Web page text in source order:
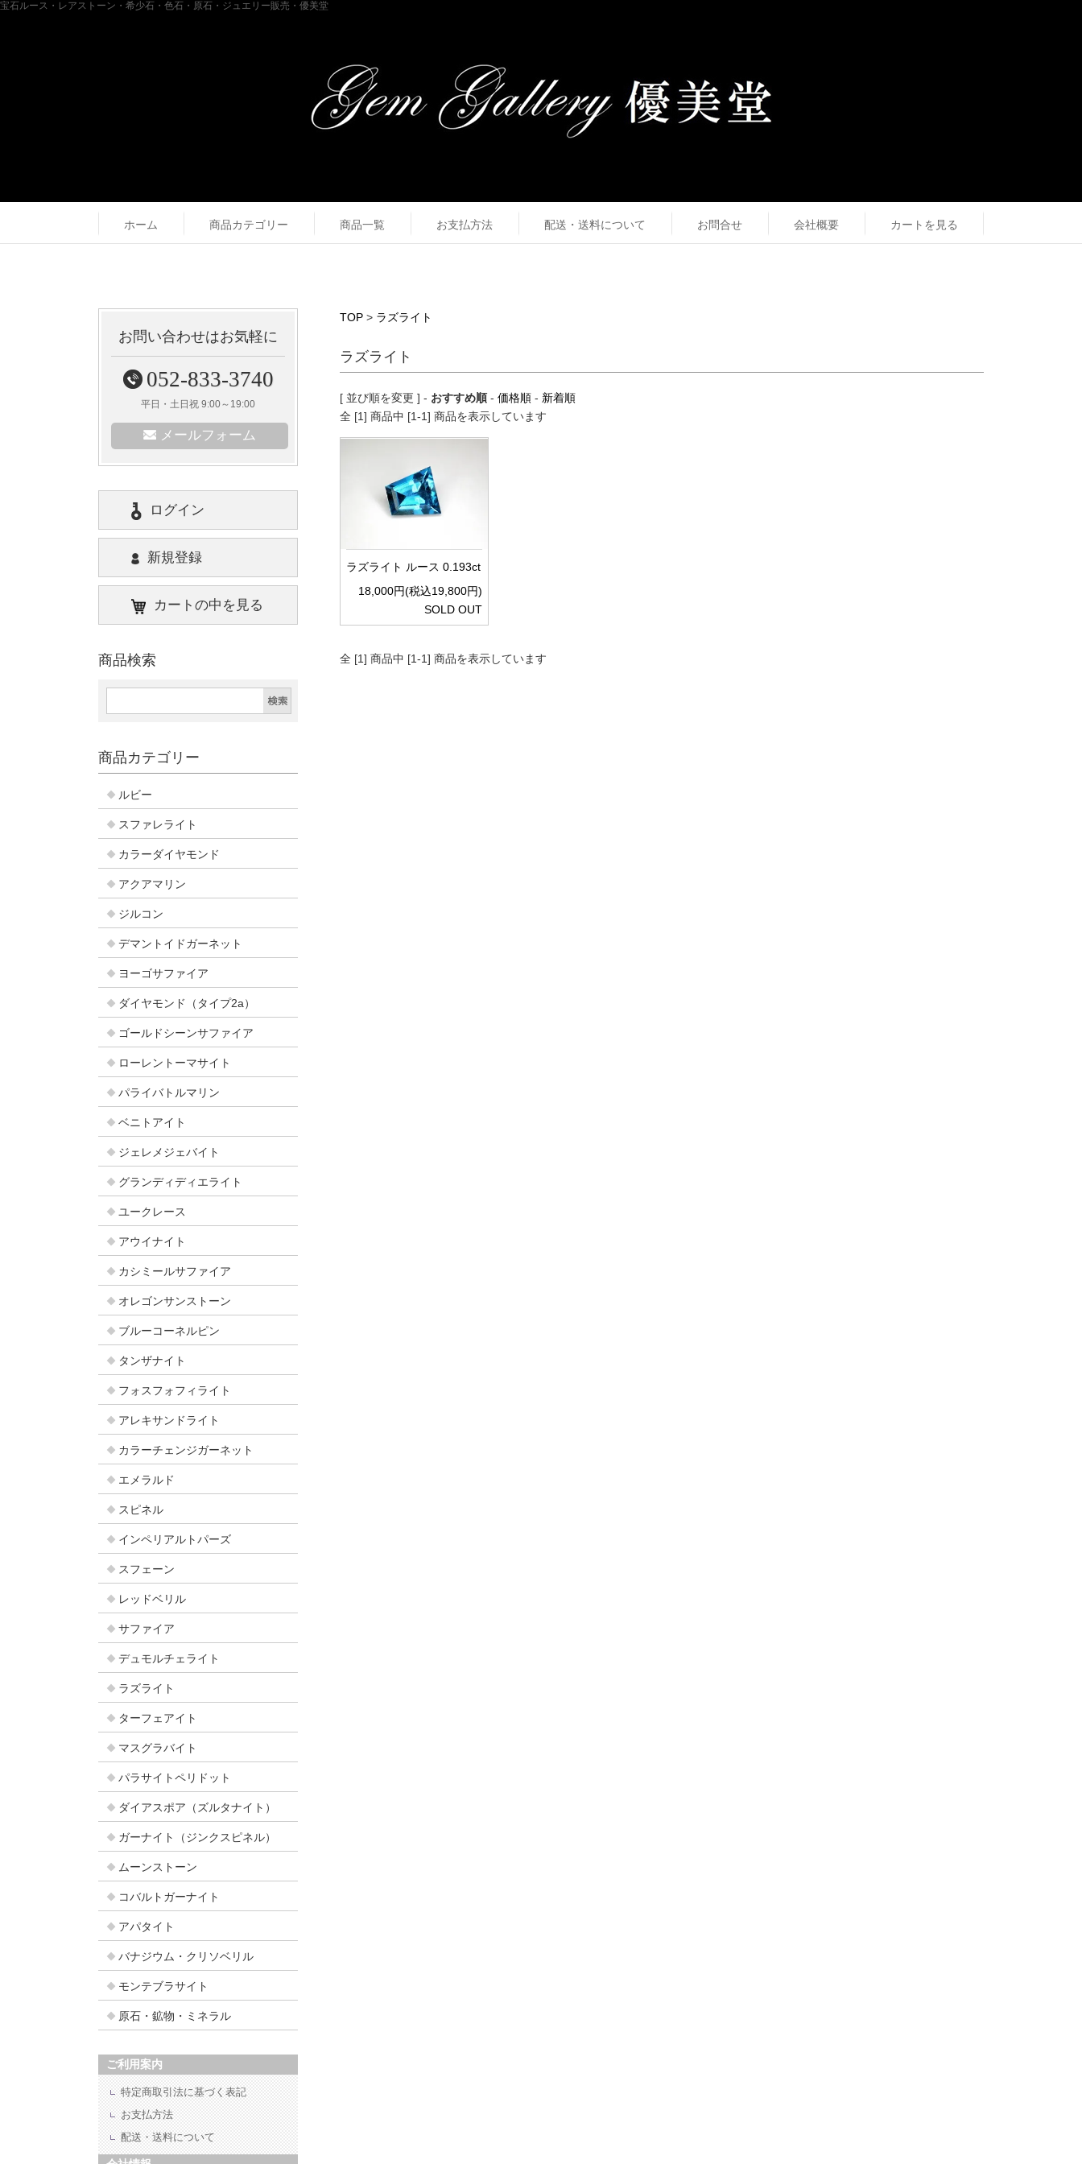
宝石ルース・レアストーン・希少石・色石・原石・ジュエリー販売・優美堂
ホーム 商品カテゴリー 商品一覧 お支払方法 配送・送料について お問合せ 会社概要 カートを見る
TOP > ラズライト
ラズライト
[ 並び順を変更 ] - おすすめ順- 価格順 - 新着順
全 [1] 商品中 [1-1] 商品を表示しています
ラズライト ルース 0.193ct
18,000円(税込19,800円)
SOLD OUT
全 [1] 商品中 [1-1] 商品を表示しています
お問い合わせはお気軽に
052-833-3740
平日・土日祝 9:00～19:00
メールフォーム
ログイン
新規登録
カートの中を見る
商品検索
商品カテゴリー
ルビー
スファレライト
カラーダイヤモンド
アクアマリン
ジルコン
デマントイドガーネット
ヨーゴサファイア
ダイヤモンド（タイプ2a）
ゴールドシーンサファイア
ローレントーマサイト
パライバトルマリン
ベニトアイト
ジェレメジェバイト
グランディディエライト
ユークレース
アウイナイト
カシミールサファイア
オレゴンサンストーン
ブルーコーネルピン
タンザナイト
フォスフォフィライト
アレキサンドライト
カラーチェンジガーネット
エメラルド
スピネル
インペリアルトパーズ
スフェーン
レッドベリル
サファイア
デュモルチェライト
ラズライト
ターフェアイト
マスグラバイト
パラサイトペリドット
ダイアスポア（ズルタナイト）
ガーナイト（ジンクスピネル）
ムーンストーン
コバルトガーナイト
アパタイト
バナジウム・クリソベリル
モンテブラサイト
原石・鉱物・ミネラル
ご利用案内
特定商取引法に基づく表記
お支払方法
配送・送料について